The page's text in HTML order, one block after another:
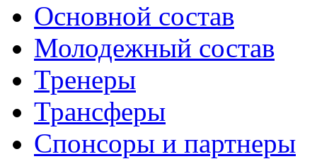
Основной состав
Молодежный состав
Тренеры
Трансферы
Спонсоры и партнеры